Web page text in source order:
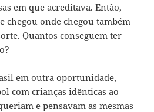
em que acreditava. Então,
chegou onde chegou também
Quantos conseguem ter
em outra oportunidade,
com crianças idênticas ao
e pensavam as mesmas